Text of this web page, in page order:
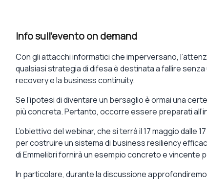
Info sull'evento on demand
Con gli attacchi informatici che imperversano,
qualsiasi strategia di difesa èdestinata a fallire
recoverye la business continuity.
Se l’ipotesi di diventare un bersaglio è ormai una
più concreta. Pertanto, occorre essere preparati
L’obiettivo del webinar, che si terrà il17 maggio dalle 17
per costruire un sistema di business resiliency
diEmmelibrifornirà un esempio concreto e vincente
In particolare, durante la discussione